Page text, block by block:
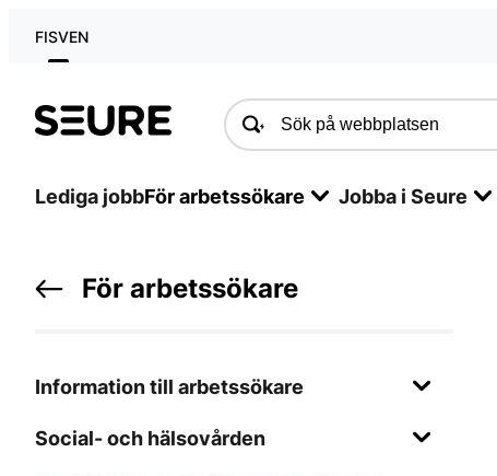
FISVEN
Seure
Lediga jobbFör arbetssökare Jobba i Seure
För arbetssökare
Information till arbetssökare
Social- och hälsovården